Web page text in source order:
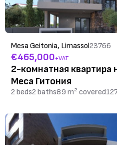
Mesa Geitonia, Limassol23766
€465,000+VAT
2-комнатная квартира
Меса Гитония
2 beds2 baths89 m² covered